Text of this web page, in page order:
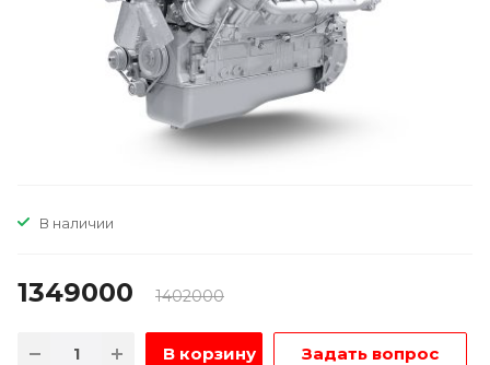
В наличии
1349000 1402000
В корзину Задать вопрос